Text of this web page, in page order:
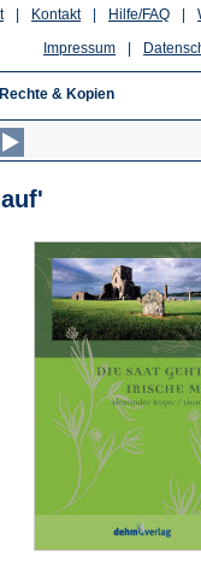
Hilfe/FAQ
Kontakt
Impressum
& Kopien